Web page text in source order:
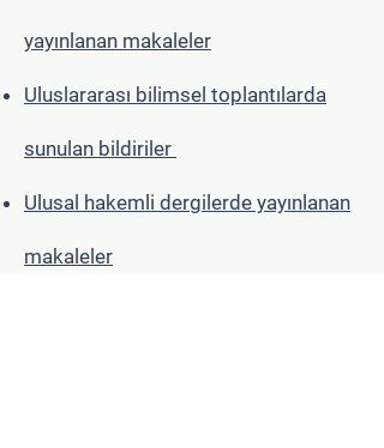
yayınlanan makaleler
Uluslararası bilimsel toplantılarda
sunulan bildiriler
Ulusal hakemli dergilerde yayınlanan
makaleler